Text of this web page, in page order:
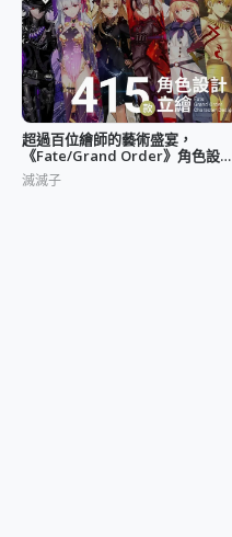
超過百位繪師的藝術盛宴，
《Fate/Grand Order》角色設計
立繪
滅滅子